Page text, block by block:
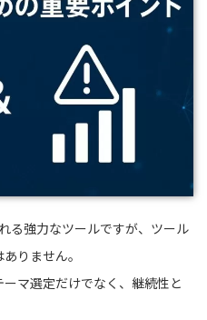
る強力なツールですが、ツール
りません。
マ選定だけでなく、継続性と